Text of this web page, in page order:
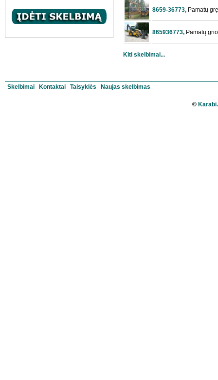
8659-36773, Pamatų
865936773, Pamatų
Kiti skelbimai...
Skelbimai Kontaktai Taisyklės Naujas skelbimas
©